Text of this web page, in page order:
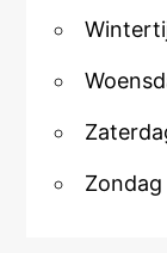
Zondag